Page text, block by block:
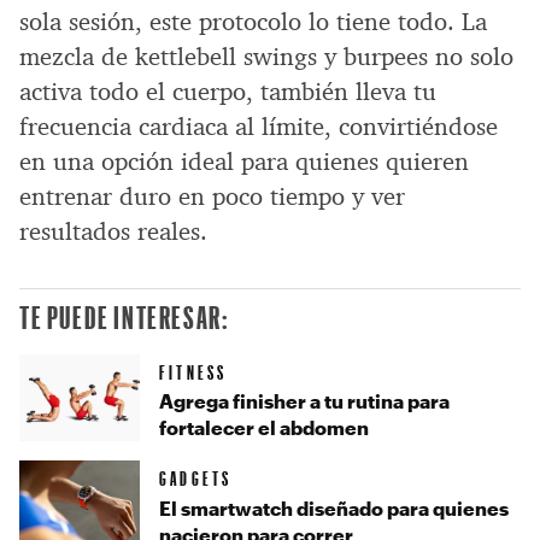
sola sesión, este protocolo lo tiene todo. La
mezcla de kettlebell swings y burpees no solo
activa todo el cuerpo, también lleva tu
frecuencia cardiaca al límite, convirtiéndose
en una opción ideal para quienes quieren
entrenar duro en poco tiempo y ver
resultados reales.
TE PUEDE INTERESAR:
FITNESS
Agrega finisher a tu rutina para
fortalecer el abdomen
GADGETS
El smartwatch diseñado para quienes
nacieron para correr